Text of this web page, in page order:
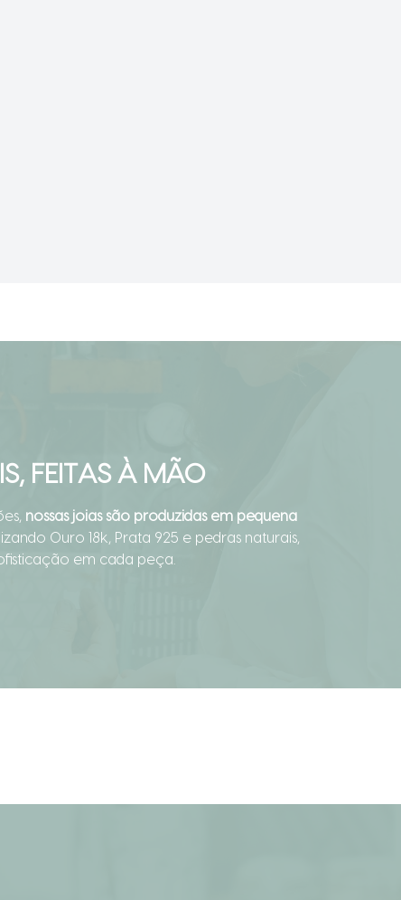
FEITAS À MÃO
nossas joias são produzidas em pequena
Ouro 18k, Prata 925 e pedras naturais,
em cada peça.